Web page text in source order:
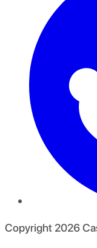
Copyright 2026